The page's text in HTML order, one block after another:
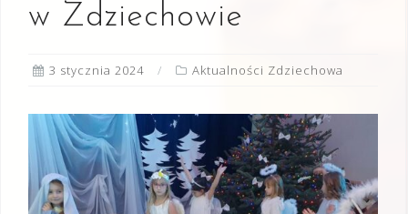
w Zdziechowie
3 stycznia 2024 Aktualności Zdziechowa